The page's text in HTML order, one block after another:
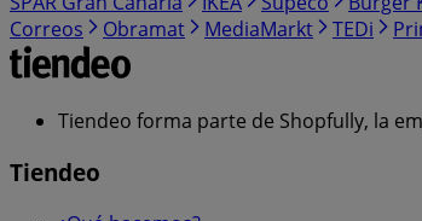
Correos
Obramat MediaMarkt TEDi
Tiendeo forma parte de Shopfully, la
Tiendeo